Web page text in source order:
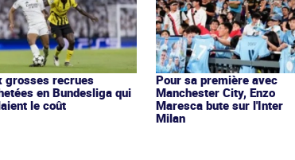
grosses recrues
en Bundesliga qui
le coût
Pour sa première avec
Manchester City, Enzo
Maresca bute sur l'Inter
Milan